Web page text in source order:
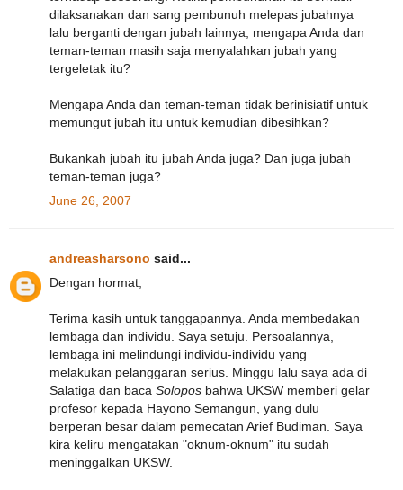
dilaksanakan dan sang pembunuh melepas jubahnya
lalu berganti dengan jubah lainnya, mengapa Anda dan
teman-teman masih saja menyalahkan jubah yang
tergeletak itu?
Mengapa Anda dan teman-teman tidak berinisiatif untuk
memungut jubah itu untuk kemudian dibesihkan?
Bukankah jubah itu jubah Anda juga? Dan juga jubah
teman-teman juga?
June 26, 2007
andreasharsono said...
Dengan hormat,
Terima kasih untuk tanggapannya. Anda membedakan
lembaga dan individu. Saya setuju. Persoalannya,
lembaga ini melindungi individu-individu yang
melakukan pelanggaran serius. Minggu lalu saya ada di
Salatiga dan baca Solopos bahwa UKSW memberi gelar
profesor kepada Hayono Semangun, yang dulu
berperan besar dalam pemecatan Arief Budiman. Saya
kira keliru mengatakan "oknum-oknum" itu sudah
meninggalkan UKSW.